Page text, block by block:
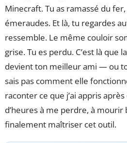
Minecraft. Tu as ramassé du
émeraudes. Et là, tu regardes
ressemble. Le même couloir
grise. Tu es perdu. C’est là que
devient ton meilleur ami — ou
sais pas comment elle
raconter ce que j’ai appris
d’heures à me perdre, à
finalement maîtriser cet outil.